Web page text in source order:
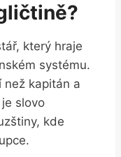
který hraje
systému.
než kapitán a
slovo
kde